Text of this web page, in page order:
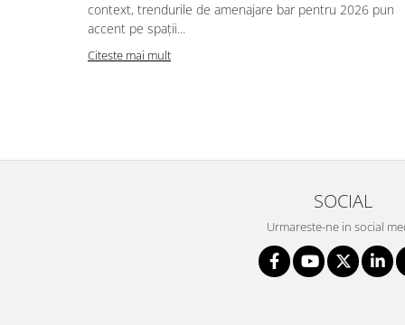
context, trendurile de amenajare bar pentru 2026 pun
accent pe spații...
Citeste mai mult
SOCIAL
Urmareste-ne in social